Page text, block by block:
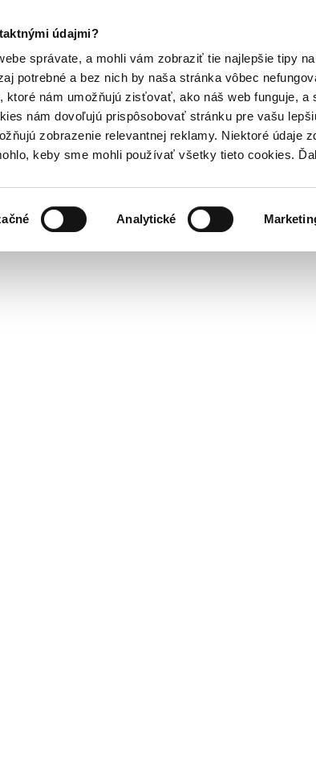
údajmi?
správate, a mohli vám zobraziť tie najlepšie tipy
potrebné a bez nich by naša stránka vôbec
nám umožňujú zisťovať, ako náš web funguje, a
nám dovoľujú prispôsobovať stránku pre vašu
zobrazenie relevantnej reklamy. Niektoré údaje
keby sme mohli používať všetky tieto cookies.
Analytické